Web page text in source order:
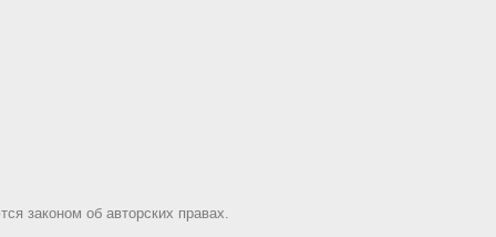
законом об авторских правах.